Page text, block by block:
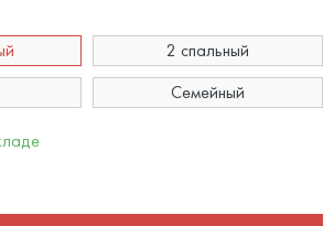
2 спальный
Семейный